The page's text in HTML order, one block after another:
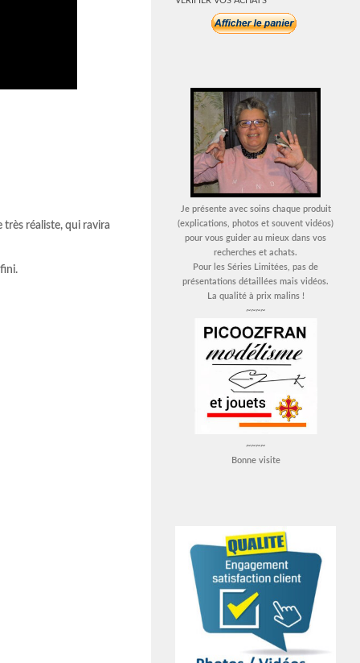
réaliste, qui ravira
Je présente avec soins chaque produit
(explications, photos et souvent vidéos)
pour vous guider au mieux dans vos
recherches et achats.
Pour les Séries Limitées, pas de
présentations détaillées mais vidéos.
La qualité à prix malins !
~~~~
~~~~
Bonne visite